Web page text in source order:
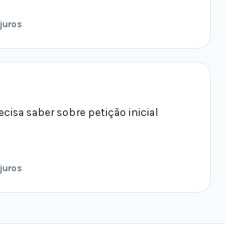
saber sobre petição inicial